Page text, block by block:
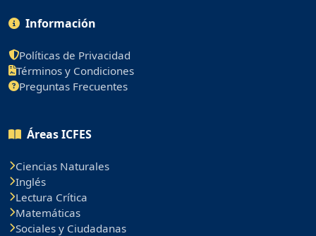
Información
Políticas de Privacidad
Términos y Condiciones
Preguntas Frecuentes
Áreas ICFES
Ciencias Naturales
Inglés
Lectura Crítica
Matemáticas
Sociales y Ciudadanas